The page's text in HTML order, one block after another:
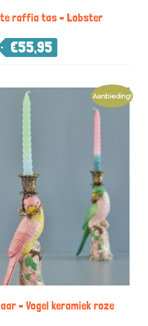
raffia tas – Lobster
€55,95
Aanbieding!
– Vogel keramiek roze